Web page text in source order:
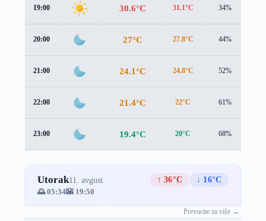
19:00 30.6°C 31.1°C 34%
20:00 27°C 27.8°C 44%
21:00 24.1°C 24.8°C 52%
22:00 21.4°C 22°C 61%
23:00 19.4°C 20°C 68%
Utorak11. avgust ↑ 36°C
↓ 16°C
🌅 05:34🌇 19:50
Prevucite za više →